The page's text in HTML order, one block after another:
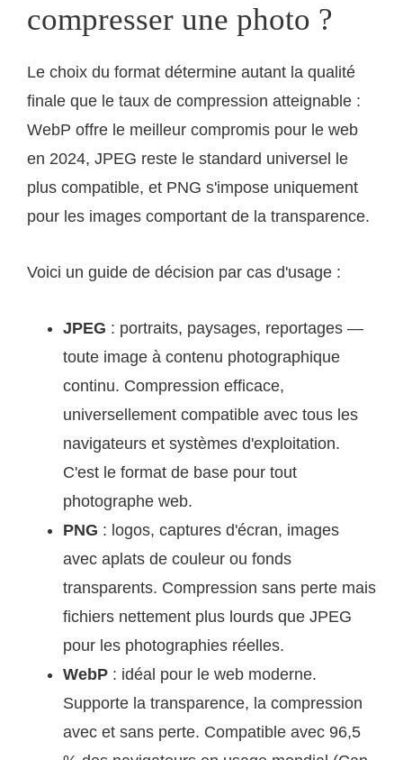
compresser une photo ?
Le choix du format détermine autant la qualité
finale que le taux de compression atteignable :
WebP offre le meilleur compromis pour le web
en 2024, JPEG reste le standard universel le
plus compatible, et PNG s'impose uniquement
pour les images comportant de la transparence.
Voici un guide de décision par cas d'usage :
JPEG : portraits, paysages, reportages —
toute image à contenu photographique
continu. Compression efficace,
universellement compatible avec tous les
navigateurs et systèmes d'exploitation.
C'est le format de base pour tout
photographe web.
PNG : logos, captures d'écran, images
avec aplats de couleur ou fonds
transparents. Compression sans perte mais
fichiers nettement plus lourds que JPEG
pour les photographies réelles.
WebP : idéal pour le web moderne.
Supporte la transparence, la compression
avec et sans perte. Compatible avec 96,5